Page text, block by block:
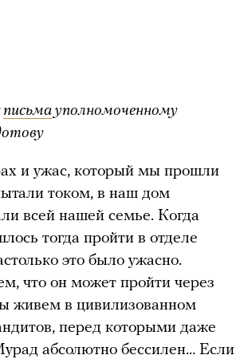
письма уполномоченному
и ужас, который мы прошли
током, в наш дом
всей нашей семье. Когда
тогда пройти в отделе
это было ужасно.
что он может пройти через
живем в цивилизованном
перед которыми даже
абсолютно бессилен… Если